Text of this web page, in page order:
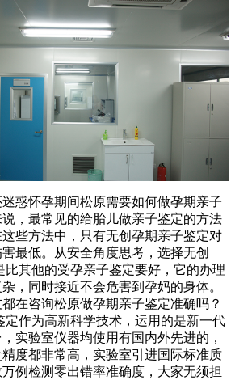
惑怀孕期间松原需要如何做孕期亲子
，最常见的给胎儿做亲子鉴定的方法
些方法中，只有无创孕期亲子鉴定对
最低。从安全角度思考，选择无创
其他的受孕亲子鉴定要好，它的办理
，同时接近不会危害到孕妈的身体。
在咨询松原做孕期亲子鉴定准确吗？
定作为高新科学技术，运用的是新一代
实验室仪器均使用有国内外先进的，
度都非常高，实验室引进国际标准质
例检测零出错率准确度，大家无须担